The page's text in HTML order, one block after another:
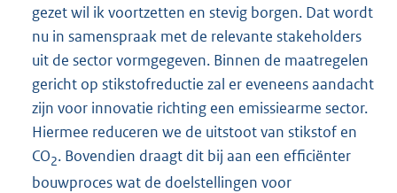
gezet wil ik voortzetten en stevig borgen. Dat wordt
nu in samenspraak met de relevante stakeholders
uit de sector vormgegeven. Binnen de maatregelen
gericht op stikstofreductie zal er eveneens aandacht
zijn voor innovatie richting een emissiearme sector.
Hiermee reduceren we de uitstoot van stikstof en
CO2. Bovendien draagt dit bij aan een efficiënter
bouwproces wat de doelstellingen voor